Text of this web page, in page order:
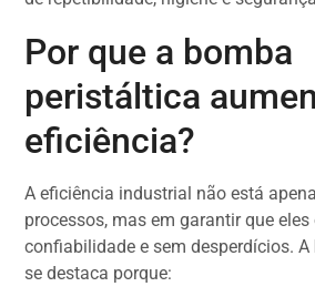
Por que a bomba
peristáltica
eficiência?
A eficiência industrial não está
processos, mas em garantir que
confiabilidade e sem desperdícios. A
se destaca porque: